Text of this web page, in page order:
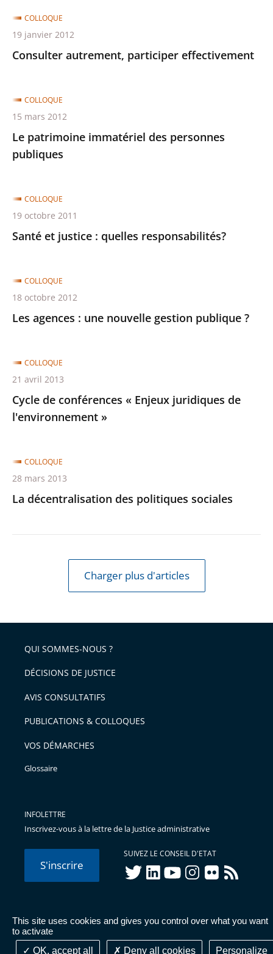
This site uses cookies and gives you control over what you want
to activate
OK, accept all
Deny all cookies Personalize
Consulter autrement, participer effectivement
COLLOQUE
19 janvier 2012
Le patrimoine immatériel des personnes
publiques
COLLOQUE
15 mars 2012
Santé et justice : quelles responsabilités?
COLLOQUE
19 octobre 2011
Les agences : une nouvelle gestion publique ?
COLLOQUE
18 octobre 2012
Cycle de conférences « Enjeux juridiques de
l'environnement »
COLLOQUE
21 avril 2013
La décentralisation des politiques sociales
COLLOQUE
28 mars 2013
Charger plus d'articles
QUI SOMMES-NOUS ?
DÉCISIONS DE JUSTICE
AVIS CONSULTATIFS
PUBLICATIONS & COLLOQUES
VOS DÉMARCHES
Glossaire
INFOLETTRE
Inscrivez-vous à la lettre de la Justice administrative
S'inscrire
SUIVEZ LE CONSEIL D'ETAT
twitterlinkedInyoutubeinstagram
flickr rss
© Conseil d'État 2026 - Mentions légales
Données
personnelles-Publications administratives-Accessibilité :
partiellement conforme